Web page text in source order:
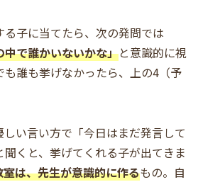
子に当てたら、次の発問では
で誰かいないかな」と意識的に視
誰も挙げなかったら、上の4（予
い言い方で「今日はまだ発言して
くと、挙げてくれる子が出てきま
は、先生が意識的に作るもの。自